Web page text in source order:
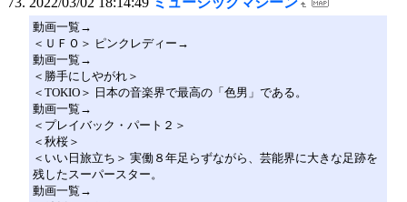
動画一覧→
＜ＵＦＯ＞ ピンクレディー→
動画一覧→
＜勝手にしやがれ＞
＜TOKIO＞ 日本の音楽界で最高の「色男」である。
動画一覧→
＜プレイバック・パート２＞
＜秋桜＞
＜いい日旅立ち＞ 実働８年足らずながら、芸能界に大きな足跡を
残したスーパースター。
動画一覧→